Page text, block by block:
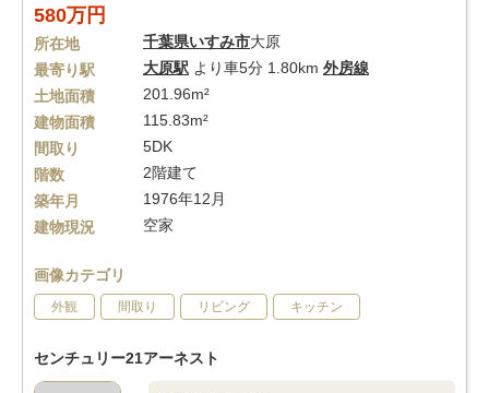
580万円
所在地 千葉県いすみ市大原
最寄り駅
大原駅 より車5分 1.80km 外房線
土地面積
201.96m²
建物面積
115.83m²
間取り
5DK
階数
2階建て
築年月
1976年12月
建物現況
空家
画像カテゴリ
外観 間取り リビング キッチン
センチュリー21アーネスト